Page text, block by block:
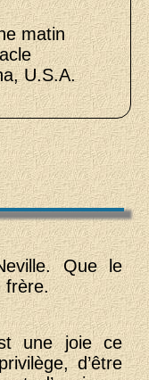
matin
U.S.A.
Que le
frère.
une joie ce
d’être